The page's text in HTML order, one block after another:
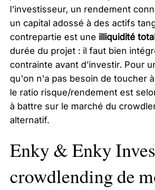
l'investisseur, un rendement
un capital adossé à des actifs
contrepartie est une illiquidité
durée du projet : il faut bien
contrainte avant d'investir. Pour
qu'on n'a pas besoin de toucher
le ratio risque/rendement est
à battre sur le marché du
alternatif.
Enky & Enky
crowdlending de